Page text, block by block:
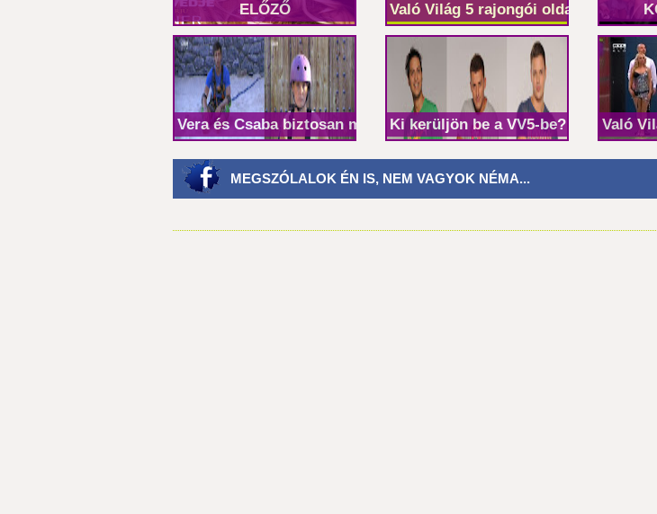
ELŐZŐ Való Világ 5 rajongói oldal
Vera és Csaba biztosan maradKi kerüljön be a VV5-be? - Való
MEGSZÓLALOK ÉN IS, NEM VAGYOK NÉMA...